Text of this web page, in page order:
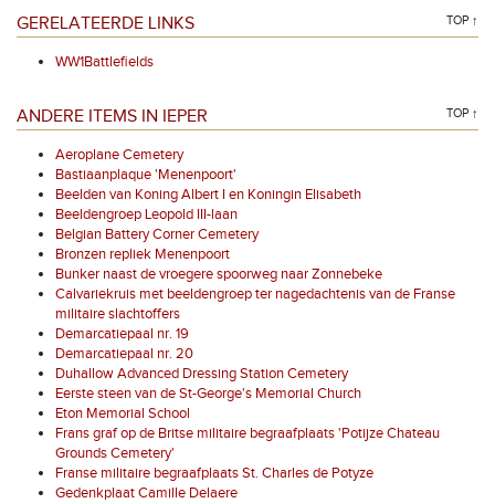
GERELATEERDE LINKS TOP ↑
WW1Battlefields
ANDERE ITEMS IN IEPER TOP ↑
Aeroplane Cemetery
Bastiaanplaque 'Menenpoort'
Beelden van Koning Albert I en Koningin Elisabeth
Beeldengroep Leopold III-laan
Belgian Battery Corner Cemetery
Bronzen repliek Menenpoort
Bunker naast de vroegere spoorweg naar Zonnebeke
Calvariekruis met beeldengroep ter nagedachtenis van de Franse
militaire slachtoffers
Demarcatiepaal nr. 19
Demarcatiepaal nr. 20
Duhallow Advanced Dressing Station Cemetery
Eerste steen van de St-George's Memorial Church
Eton Memorial School
Frans graf op de Britse militaire begraafplaats 'Potijze Chateau
Grounds Cemetery'
Franse militaire begraafplaats St. Charles de Potyze
Gedenkplaat Camille Delaere